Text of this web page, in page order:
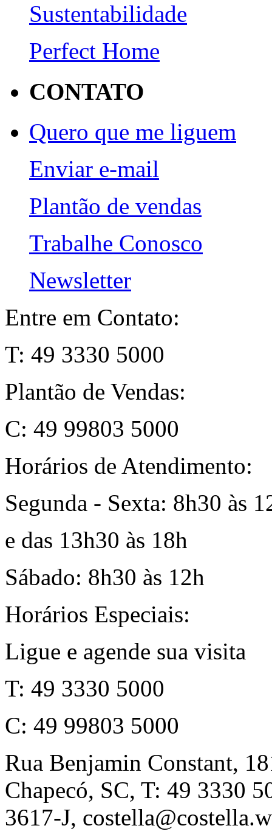
Sustentabilidade
Perfect Home
CONTATO
Quero que me liguem
Enviar e-mail
Plantão de vendas
Trabalhe Conosco
Newsletter
Entre em Contato:
T: 49 3330 5000
Plantão de Vendas:
C: 49 99803 5000
Horários de Atendimento:
Segunda - Sexta: 8h30 às
e das 13h30 às 18h
Sábado: 8h30 às 12h
Horários Especiais:
Ligue e agende sua visita
T: 49 3330 5000
C: 49 99803 5000
Rua Benjamin Constant,
Chapecó, SC, T: 49 3330
3617-J,